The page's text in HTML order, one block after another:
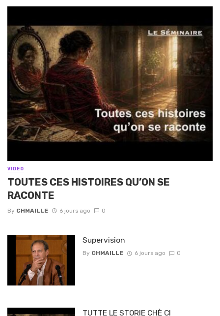
VIDEO
TOUTES CES HISTOIRES QU’ON SE
RACONTE
By CHMAILLE 6 jours ago 0
Supervision
By CHMAILLE 6 jours ago 0
TUTTE LE STORIE CHÈ CI